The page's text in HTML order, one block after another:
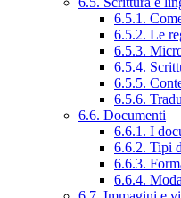
6.5.1.
6.5.2. Le
6.5.3.
6.5.4.
6.5.5.
6.5.6.
6.6. Documenti
6.6.1. I
6.6.2. Tipi
6.6.3.
6.6.4.